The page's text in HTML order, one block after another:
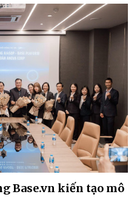
Base.vn kiến tạo mô